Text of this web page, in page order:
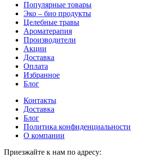
Популярные товары
Эко – био продукты
Целебные травы
Ароматерапия
Производители
Акции
Доставка
Оплата
Избранное
Блог
Контакты
Доставка
Блог
Политика конфиденциальности
О компании
Приезжайте к нам по адресу: